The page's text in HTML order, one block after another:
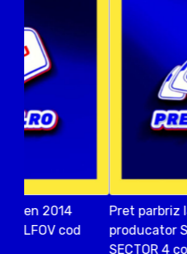
Pret parbriz ISUZU D
producator STAR GLASS
SECTOR 4 cod postal